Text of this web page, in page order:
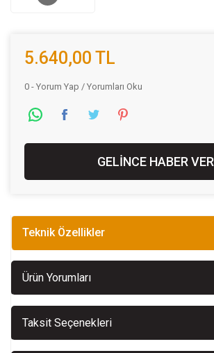
5.640,00 TL
0 - Yorum Yap / Yorumları Oku
GELİNCE HABER VER
Teknik Özellikler
Ürün Yorumları
Taksit Seçenekleri